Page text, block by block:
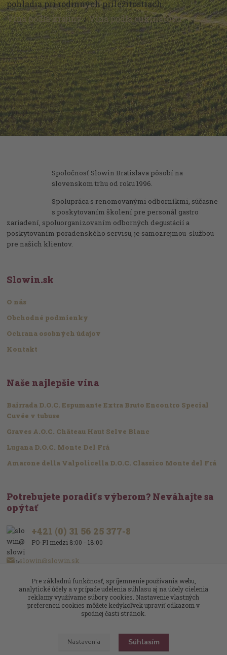
pohladia pri rodinných príležitostiach.
Vína podľa krajiny/Vína podľa cukrnatosti
Spoločnosť Slowin Bratislava pôsobí na
slovenskom trhu od roku 1996.
Spolupráca s renomovanými odborníkmi, súčasne
s poskytovaním školení pre personál gastro
zariadení, spoluorganizovaním odborných degustácií a
poskytovaním poradenského servisu, je samozrejmou službou
pre našich klientov.
Slowin.sk
O nás
Obchodné podmienky
Ochrana osobných údajov
Kontakt
Naše najlepšie vína
Bairrada D.O.C. Espumante Extra Bruto Encontro Special
Cuvée v tubuse
Graves A.O.C. Château Haut Selve Blanc
Lugana D.O.C. Monte Del Frá
Amarone della Valpolicella D.O.C. Classico Monte del Frá
Potrebujete poradiť s výberom? Neváhajte sa
opýtať
+421 (0) 31 56 25 377-8
PO-PI medzi 8:00 - 18:00
slowin@slowin.sk
Pre základnú funkčnosť, spríjemnenie používania webu,
analytické účely a v prípade udelenia súhlasu aj na účely cielenia
reklamy využívame súbory cookies. Nastavenie vlastných
preferencií cookies môžete kedykoľvek upraviť odkazom v
spodnej časti stránok.
Nastavenia Súhlasím